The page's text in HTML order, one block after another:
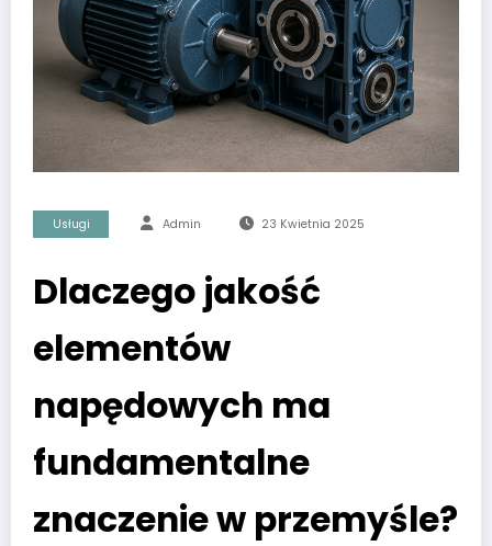
Usługi Admin 23 Kwietnia 2025
Dlaczego jakość
elementów
napędowych ma
fundamentalne
znaczenie w przemyśle?